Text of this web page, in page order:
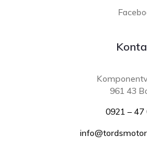
961 43
0921 – 47